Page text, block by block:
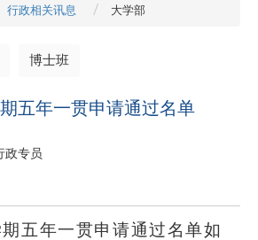
行政相关讯息 大学部
博士班
五年一贯申请通过名单
政专员
五年一贯申请通过名单如